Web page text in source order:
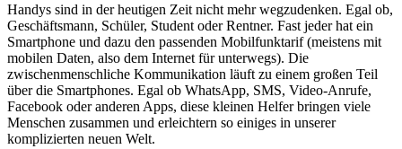
Handys sind in der heutigen Zeit nicht mehr wegzudenken. Egal ob,
Geschäftsmann, Schüler, Student oder Rentner. Fast jeder hat ein
Smartphone und dazu den passenden Mobilfunktarif (meistens mit
mobilen Daten, also dem Internet für unterwegs). Die
zwischenmenschliche Kommunikation läuft zu einem großen Teil
über die Smartphones. Egal ob WhatsApp, SMS, Video-Anrufe,
Facebook oder anderen Apps, diese kleinen Helfer bringen viele
Menschen zusammen und erleichtern so einiges in unserer
komplizierten neuen Welt.